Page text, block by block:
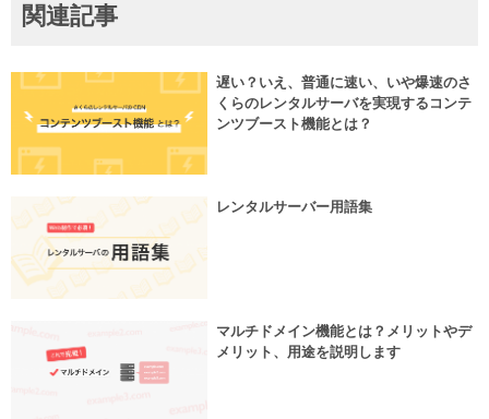
関連記事
遅い？いえ、普通に速い、いや爆速のさ
くらのレンタルサーバを実現するコンテ
ンツブースト機能とは？
レンタルサーバー用語集
マルチドメイン機能とは？メリットやデ
メリット、用途を説明します